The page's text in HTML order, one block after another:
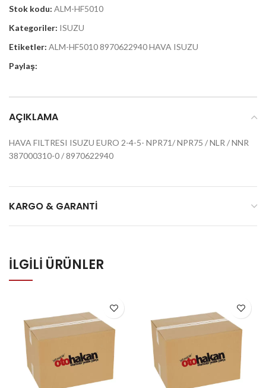
Stok kodu: ALM-HF5010
Kategoriler: ISUZU
Etiketler: ALM-HF5010 8970622940 HAVA ISUZU
Paylaş:
AÇIKLAMA
HAVA FILTRESI ISUZU EURO 2-4-5- NPR71/ NPR75 / NLR / NNR
387000310-0 / 8970622940
KARGO & GARANTI
İLGILI ÜRÜNLER